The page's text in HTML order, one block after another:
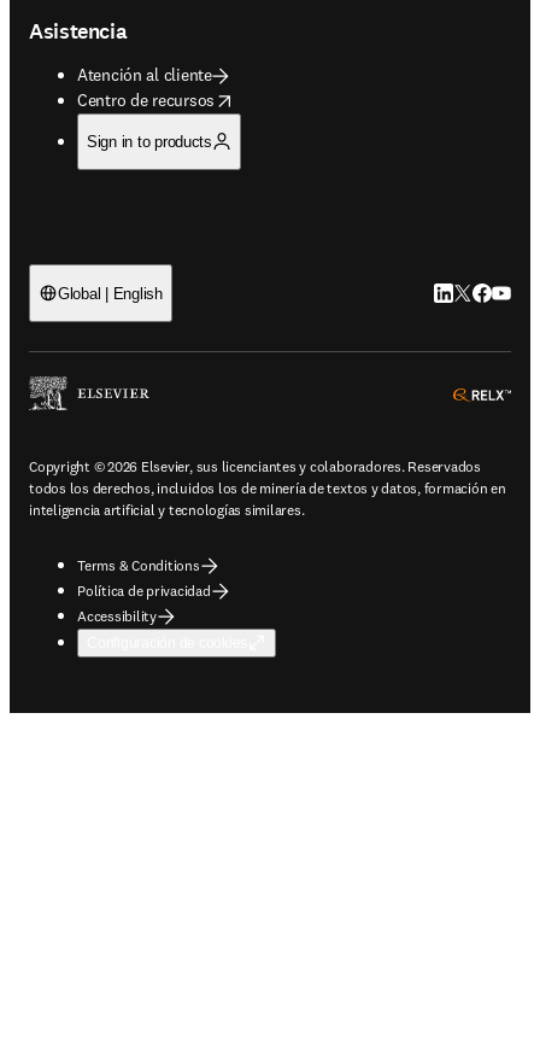
Asistencia
Atención al cliente
Centro de recursos
opens in new tab/window
Sign in to products
Global | English LinkedIn se
Twitter se
Copyright © 2026 Elsevier, sus licenciantes y colaboradores. Reservados
todos los derechos, incluidos los de minería de textos y datos, formación en
inteligencia artificial y tecnologías similares.
Terms & Conditions
Política de privacidad
Accessibility